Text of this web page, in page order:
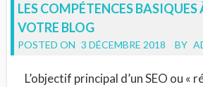
LES COMPÉTENCES
VOTRE BLOG
POSTED ON 3 DÉCEMBRE 2018 BY
L’objectif principal d’un SEO ou «